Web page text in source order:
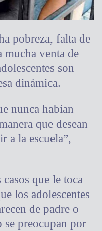
pobreza, falta de
mucha venta de
son
dinámica.
nunca habían
que desean
a la escuela”,
que le toca
los adolescentes
de padre o
se preocupan por